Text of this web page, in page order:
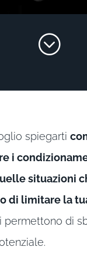
;
spiegarti
i
situazioni
di limitare la
permettono di